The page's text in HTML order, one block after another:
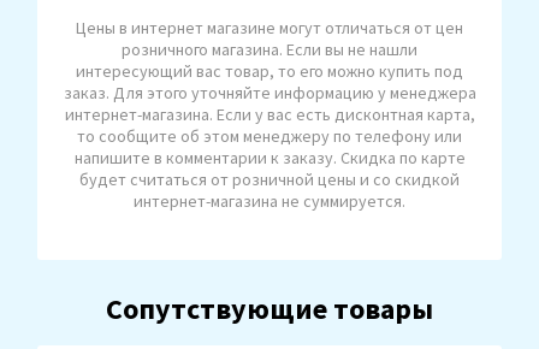
Цены в интернет магазине могут отличаться от цен
розничного магазина. Если вы не нашли
интересующий вас товар, то его можно купить под
заказ. Для этого уточняйте информацию у менеджера
интернет-магазина. Если у вас есть дисконтная карта,
то сообщите об этом менеджеру по телефону или
напишите в комментарии к заказу. Скидка по карте
будет считаться от розничной цены и со скидкой
интернет-магазина не суммируется.
Сопутствующие товары